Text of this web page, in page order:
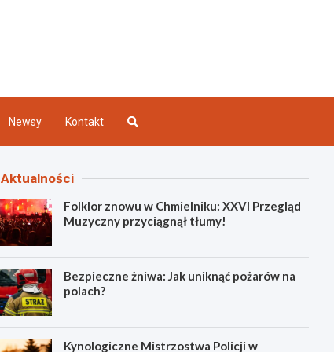
Newsy Kontakt
Aktualności
Folklor znowu w Chmielniku: XXVI Przegląd
Muzyczny przyciągnął tłumy!
Bezpieczne żniwa: Jak uniknąć pożarów na
polach?
Kynologiczne Mistrzostwa Policji w